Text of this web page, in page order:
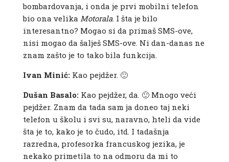
bombardovanja, i onda je prvi mobilni telefon
bio ona velika Motorala. I šta je bilo
interesantno? Mogao si da primaš SMS-ove,
nisi mogao da šalješ SMS-ove. Ni dan-danas ne
znam zašto je to tako bila funkcija.
Ivan Minić:Kao pejdžer. 🙂
Dušan Basalo:Kao pejdžer, da. 🙂 Mnogo veći
pejdžer. Znam da tada sam ja doneo taj neki
telefon u školu i svi su, naravno, hteli da vide
šta je to, kako je to čudo, itd. I tadašnja
razredna, profesorka francuskog jezika, je
nekako primetila to na odmoru da mi to